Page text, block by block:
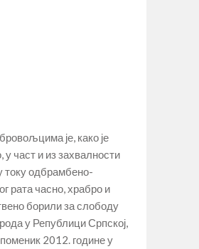
је, како је
у част и из захвалности
току одбрамбено-
рата часно, храбро и
борили за слободу
у Републици Српској,
2012. године у